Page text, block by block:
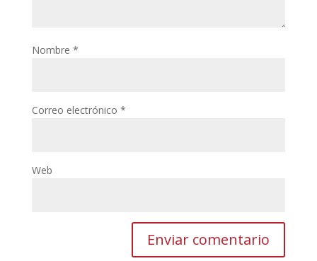
Nombre *
Correo electrónico *
Web